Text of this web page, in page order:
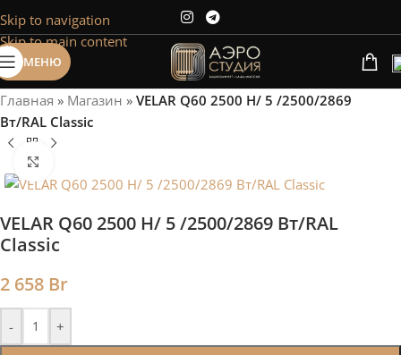
Skip to navigation
Skip to main content
Сэкономим Ваше время на подбор
радиаторов!
Рассчитаем мощность | Предложим от 3х вариантов | В
наличии и под заказ
Скидки от 5%
МЕНЮ
Главная » Магазин » VELAR Q60 2500 H/ 5 /2500/2869
Вт/RAL Classic
VELAR Q60 2500 H/ 5 /2500/2869 Вт/RAL
Classic
2 658 Br
- +